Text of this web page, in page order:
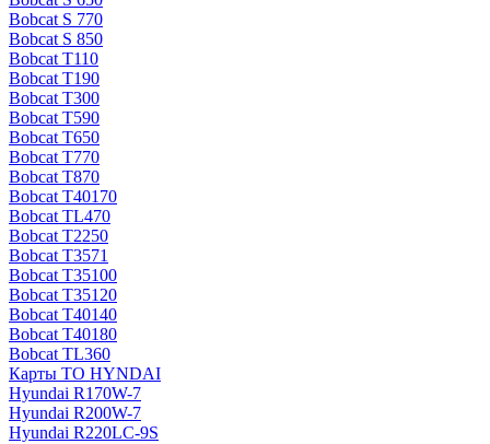
Bobcat S 770
Bobcat S 850
Bobcat T110
Bobcat T190
Bobcat T300
Bobcat T590
Bobcat T650
Bobcat T770
Bobcat T870
Bobcat T40170
Bobcat TL470
Bobcat Т2250
Bobcat Т3571
Bobcat Т35100
Bobcat Т35120
Bobcat Т40140
Bobcat Т40180
Bobcat ТL360
Карты ТО HYNDAI
Hyundai R170W-7
Hyundai R200W-7
Hyundai R220LC-9S